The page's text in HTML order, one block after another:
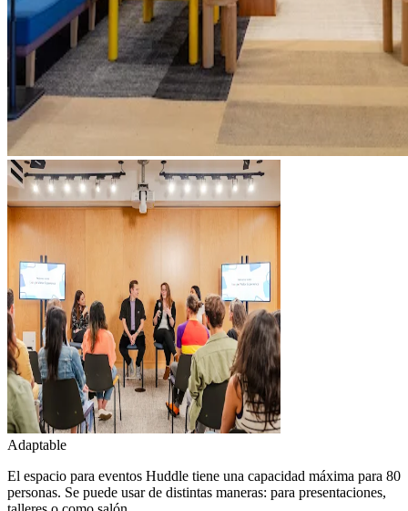
Adaptable
El espacio para eventos Huddle tiene una capacidad máxima para 80
personas. Se puede usar de distintas maneras: para presentaciones,